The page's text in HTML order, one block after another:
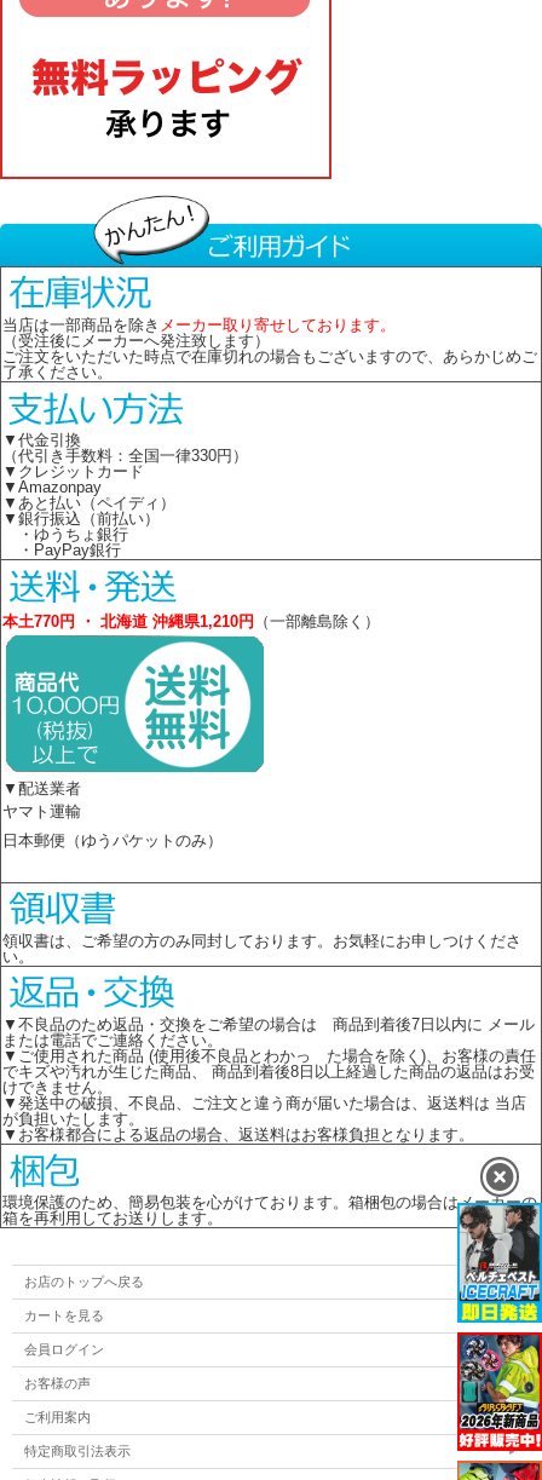
当店は一部商品を除き メーカー取り寄せしております。
（受注後にメーカーへ発注致します）
ご注文をいただいた時点で在庫切れの場合もございますので、あらかじめご
了承ください。
▼代金引換
（代引き手数料：全国一律330円）
▼クレジットカード
▼Amazonpay
▼あと払い（ペイディ）
▼銀行振込（前払い）
・ゆうちょ銀行
・PayPay銀行
本土770円 ・ 北海道 沖縄県1,210円 （一部離島除く）
▼配送業者
ヤマト運輸
日本郵便（ゆうパケットのみ）
領収書は、ご希望の方のみ同封しております。お気軽にお申しつけくださ
い。
▼不良品のため返品・交換をご希望の場合は 商品到着後7日以内に メール
または電話でご連絡ください。
▼ご使用された商品 (使用後不良品とわかっ た場合を除く)、お客様の責任
でキズや汚れが生じた商品、 商品到着後8日以上経過した商品の返品はお受
けできません。
▼発送中の破損、不良品、ご注文と違う商が届いた場合は、返送料は 当店
が負担いたします。
▼お客様都合による返品の場合、返送料はお客様負担となります。
環境保護のため、簡易包装を心がけております。箱梱包の場合はメーカーの
箱を再利用してお送りします。
お店のトップへ戻る
カートを見る
会員ログイン
お客様の声
ご利用案内
特定商取引法表示